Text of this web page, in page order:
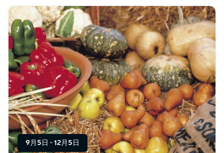
過程。工作坊內容豐富多樣，從金屬絲雕塑…
9月5日 - 12月5日